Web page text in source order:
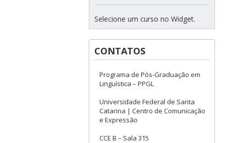
Selecione um curso no Widget.
CONTATOS
Programa de Pós-Graduação em
Linguística – PPGL
Universidade Federal de Santa
Catarina | Centro de Comunicação
e Expressão
CCE B – Sala 315